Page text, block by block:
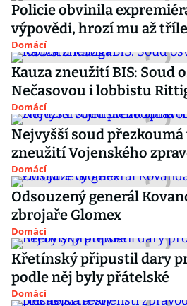
Policie obvinila
výpovědi, hrozí mu až
Domácí
Kauza zneužití BIS: Soud
Nečasovou i lobbistu
Domácí
Nejvyšší soud
zneužití Vojenského
Domácí
Odsouzený generál
zbrojaře Glomex
Domácí
Křetínský připustil dary
podle něj byly přátelské
Domácí